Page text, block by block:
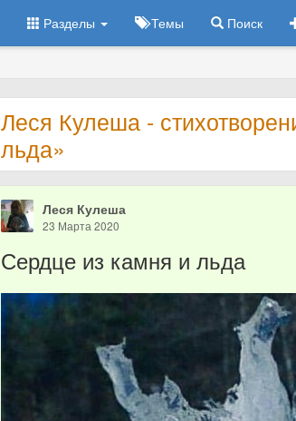
Разделы Темы Поиск
Леся Кулеша -
льда»
Леся Кулеша
23 Марта 2020
Сердце из камня и льда